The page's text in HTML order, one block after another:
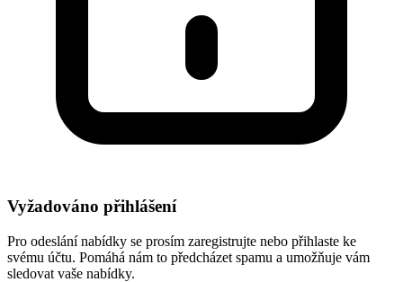
Vyžadováno přihlášení
Pro odeslání nabídky se prosím zaregistrujte nebo přihlaste ke
svému účtu. Pomáhá nám to předcházet spamu a umožňuje vám
sledovat vaše nabídky.